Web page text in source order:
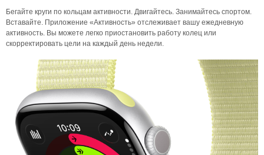
Бегайте круги по кольцам активности. Двигайтесь. Занимайтесь спортом.
Вставайте. Приложение «Активность» отслеживает вашу ежедневную
активность. Вы можете легко приостановить работу колец или
скорректировать цели на каждый день недели.